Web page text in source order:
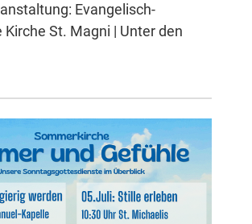
Evangelisch-
Kirche St. Magni | Unter den